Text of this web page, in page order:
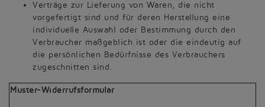
Verträge zur Lieferung von Waren, die nicht
vorgefertigt sind und für deren Herstellung eine
individuelle Auswahl oder Bestimmung durch den
Verbraucher maßgeblich ist oder die eindeutig auf
die persönlichen Bedürfnisse des Verbrauchers
zugeschnitten sind.
Muster-Widerrufsformular